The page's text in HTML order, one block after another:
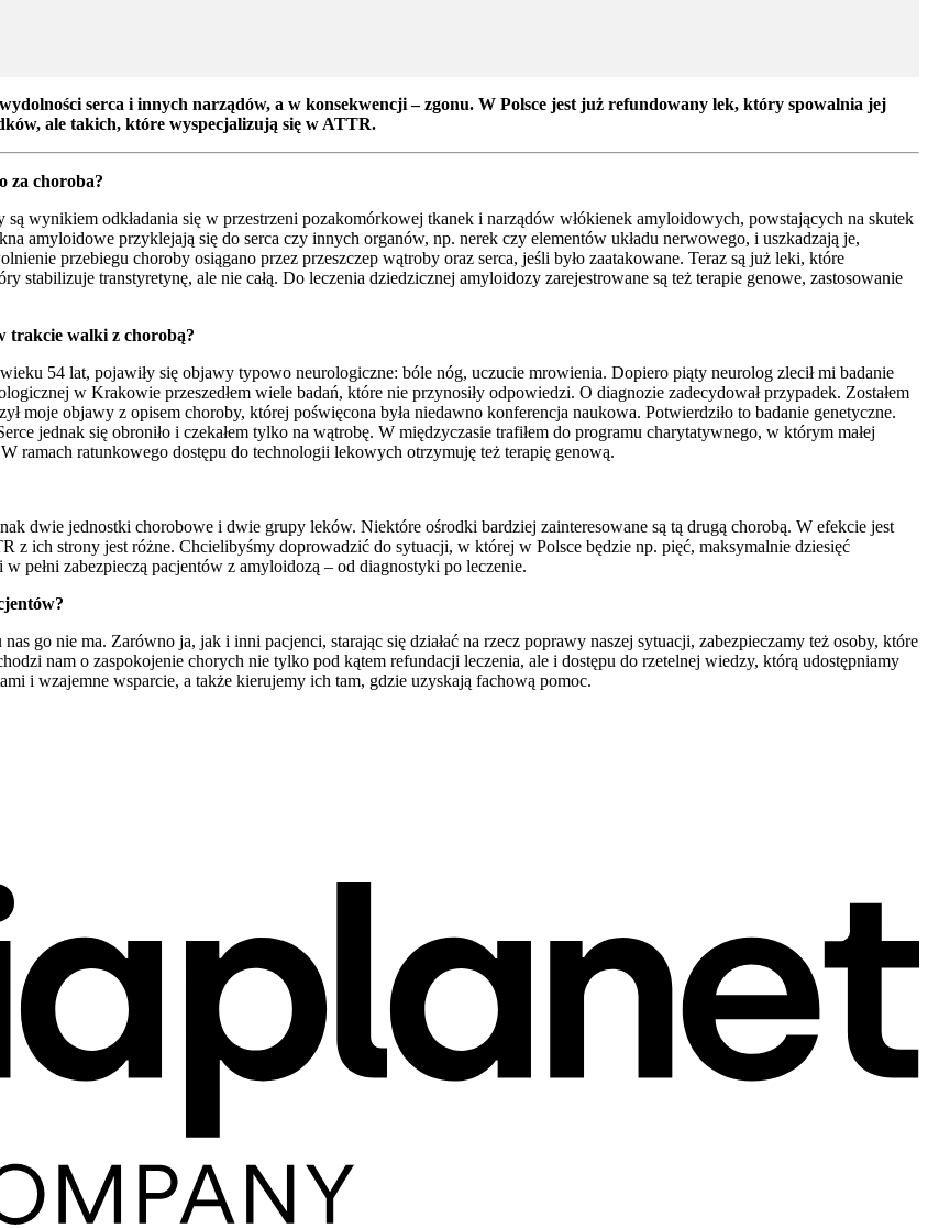
serca i innych narządów, a w konsekwencji – zgonu. W Polsce jest już refundowany lek, który spowalnia jej
ale takich, które wyspecjalizują się w ATTR.
za choroba?
wynikiem odkładania się w przestrzeni pozakomórkowej tkanek i narządów włókienek amyloidowych, powstających na skutek
amyloidowe przyklejają się do serca czy innych organów, np. nerek czy elementów układu nerwowego, i uszkadzają je,
przebiegu choroby osiągano przez przeszczep wątroby oraz serca, jeśli było zaatakowane. Teraz są już leki, które
transtyretynę, ale nie całą. Do leczenia dziedzicznej amyloidozy zarejestrowane są też terapie genowe, zastosowanie
trakcie walki z chorobą?
54 lat, pojawiły się objawy typowo neurologiczne: bóle nóg, uczucie mrowienia. Dopiero piąty neurolog zlecił mi badanie
w Krakowie przeszedłem wiele badań, które nie przynosiły odpowiedzi. O diagnozie zadecydował przypadek. Zostałem
moje objawy z opisem choroby, której poświęcona była niedawno konferencja naukowa. Potwierdziło to badanie genetyczne.
jednak się obroniło i czekałem tylko na wątrobę. W międzyczasie trafiłem do programu charytatywnego, w którym małej
ramach ratunkowego dostępu do technologii lekowych otrzymuję też terapię genową.
dwie jednostki chorobowe i dwie grupy leków. Niektóre ośrodki bardziej zainteresowane są tą drugą chorobą. W efekcie jest
z ich strony jest różne. Chcielibyśmy doprowadzić do sytuacji, w której w Polsce będzie np. pięć, maksymalnie dziesięć
pełni zabezpieczą pacjentów z amyloidozą – od diagnostyki po leczenie.
go nie ma. Zarówno ja, jak i inni pacjenci, starając się działać na rzecz poprawy naszej sytuacji, zabezpieczamy też osoby, które
nam o zaspokojenie chorych nie tylko pod kątem refundacji leczenia, ale i dostępu do rzetelnej wiedzy, którą udostępniamy
i wzajemne wsparcie, a także kierujemy ich tam, gdzie uzyskają fachową pomoc.